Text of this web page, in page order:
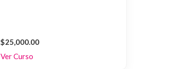
$25,000.00
Ver Curso